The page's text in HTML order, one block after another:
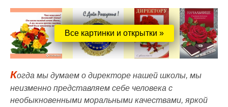
Все картинки и открытки »
Когда мы думаем о директоре нашей школы, мы
неизменно представляем себе человека с
необыкновенными моральными качествами, яркой